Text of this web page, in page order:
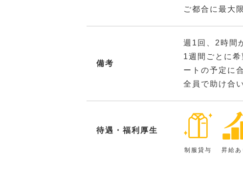
ご都合に最大
備考
週1回、2時間
1週間ごとに
ートの予定に
全員で助け合
待遇・福利厚生
制服貸与 昇給あ